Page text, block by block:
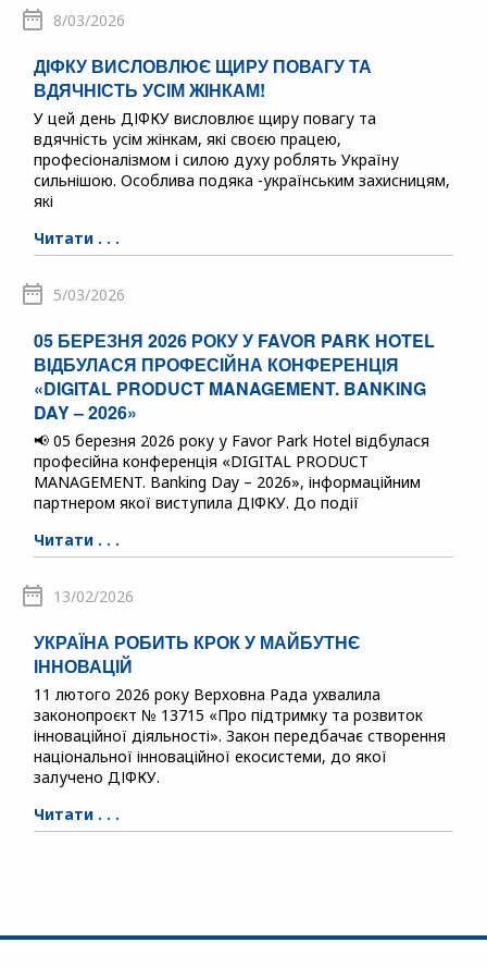
8/03/2026
ДІФКУ ВИСЛОВЛЮЄ ЩИРУ ПОВАГУ ТА
ВДЯЧНІСТЬ УСІМ ЖІНКАМ!
У цей день ДІФКУ висловлює щиру повагу та
вдячність усім жінкам, які своєю працею,
професіоналізмом і силою духу роблять Україну
сильнішою. Особлива подяка -українським захисницям,
які
Читати . . .
5/03/2026
05 БЕРЕЗНЯ 2026 РОКУ У FAVOR PARK HOTEL
ВІДБУЛАСЯ ПРОФЕСІЙНА КОНФЕРЕНЦІЯ
«DIGITAL PRODUCT MANAGEMENT. BANKING
DAY – 2026»
📢 05 березня 2026 року у Favor Park Hotel відбулася
професійна конференція «DIGITAL PRODUCT
MANAGEMENT. Banking Day – 2026», інформаційним
партнером якої виступила ДІФКУ. До події
Читати . . .
13/02/2026
УКРАЇНА РОБИТЬ КРОК У МАЙБУТНЄ
ІННОВАЦІЙ
11 лютого 2026 року Верховна Рада ухвалила
законопроєкт № 13715 «Про підтримку та розвиток
інноваційної діяльності». Закон передбачає створення
національної інноваційної екосистеми, до якої
залучено ДІФКУ.
Читати . . .